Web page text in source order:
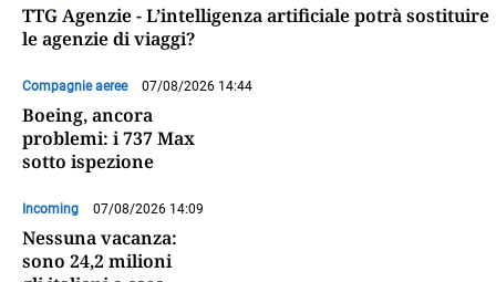
TTG Agenzie - L’intelligenza artificiale potrà sostituire
le agenzie di viaggi?
Compagnie aeree 07/08/2026 14:44
Boeing, ancora
problemi: i 737 Max
sotto ispezione
Incoming 07/08/2026 14:09
Nessuna vacanza:
sono 24,2 milioni